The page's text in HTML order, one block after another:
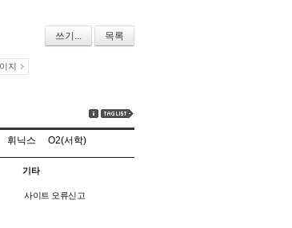
쓰기... 목록
지
휘닉스 O2(서학)
기타
사이트 오류신고